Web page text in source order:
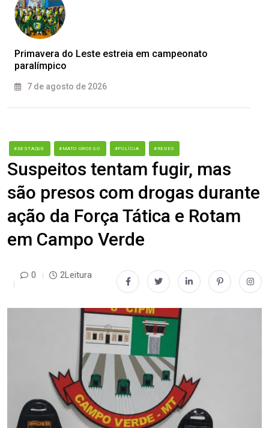
Primavera do Leste estreia em campeonato
paralímpico
7 de agosto de 2026
#DESTAQUE #MATO GROSSO #POLÍCIA #REDES
Suspeitos tentam fugir, mas
são presos com drogas durante
ação da Força Tática e Rotam
em Campo Verde
0 2Leitura